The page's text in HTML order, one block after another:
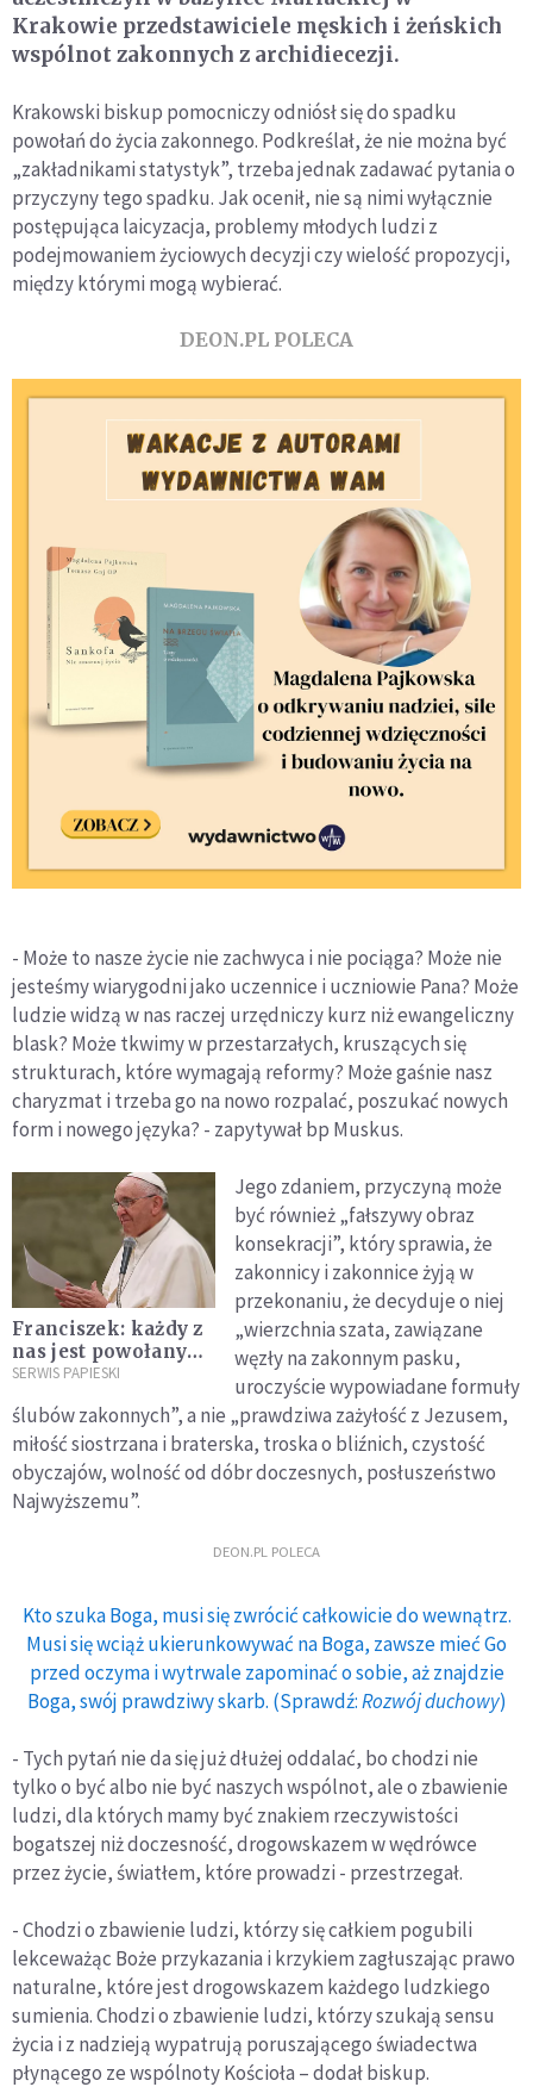
Krakowie przedstawiciele męskich i żeńskich
wspólnot zakonnych z archidiecezji.
Krakowski biskup pomocniczy odniósł się do spadku
powołań do życia zakonnego. Podkreślał, że nie można być
„zakładnikami statystyk”, trzeba jednak zadawać pytania o
przyczyny tego spadku. Jak ocenił, nie są nimi wyłącznie
postępująca laicyzacja, problemy młodych ludzi z
podejmowaniem życiowych decyzji czy wielość propozycji,
między którymi mogą wybierać.
DEON.PL POLECA
- Może to nasze życie nie zachwyca i nie pociąga? Może nie
jesteśmy wiarygodni jako uczennice i uczniowie Pana? Może
ludzie widzą w nas raczej urzędniczy kurz niż ewangeliczny
blask? Może tkwimy w przestarzałych, kruszących się
strukturach, które wymagają reformy? Może gaśnie nasz
charyzmat i trzeba go na nowo rozpalać, poszukać nowych
form i nowego języka? - zapytywał bp Muskus.
Franciszek: każdy z
nas jest powołany
do świętości
SERWIS PAPIESKI
Jego zdaniem, przyczyną może
być również „fałszywy obraz
konsekracji”, który sprawia, że
zakonnicy i zakonnice żyją w
przekonaniu, że decyduje o niej
„wierzchnia szata, zawiązane
węzły na zakonnym pasku,
uroczyście wypowiadane formuły
ślubów zakonnych”, a nie „prawdziwa zażyłość z Jezusem,
miłość siostrzana i braterska, troska o bliźnich, czystość
obyczajów, wolność od dóbr doczesnych, posłuszeństwo
Najwyższemu”.
DEON.PL POLECA
Kto szuka Boga, musi się zwrócić całkowicie do wewnątrz.
Musi się wciąż ukierunkowywać na Boga, zawsze mieć Go
przed oczyma i wytrwale zapominać o sobie, aż znajdzie
Boga, swój prawdziwy skarb. (Sprawdź:Rozwój duchowy)
- Tych pytań nie da się już dłużej oddalać, bo chodzi nie
tylko o być albo nie być naszych wspólnot, ale o zbawienie
ludzi, dla których mamy być znakiem rzeczywistości
bogatszej niż doczesność, drogowskazem w wędrówce
przez życie, światłem, które prowadzi - przestrzegał.
- Chodzi o zbawienie ludzi, którzy się całkiem pogubili
lekceważąc Boże przykazania i krzykiem zagłuszając prawo
naturalne, które jest drogowskazem każdego ludzkiego
sumienia. Chodzi o zbawienie ludzi, którzy szukają sensu
życia i z nadzieją wypatrują poruszającego świadectwa
płynącego ze wspólnoty Kościoła – dodał biskup.